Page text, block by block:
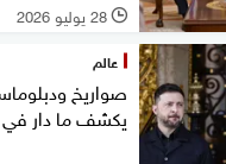
l 28 يوليو 2026
عالم
صواريخ
يكشف ما دار في